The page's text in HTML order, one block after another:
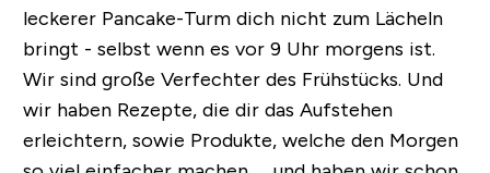
leckerer Pancake-Turm dich nicht zum Lächeln
bringt - selbst wenn es vor 9 Uhr morgens ist.
Wir sind große Verfechter des Frühstücks. Und
wir haben Rezepte, die dir das Aufstehen
erleichtern, sowie Produkte, welche den Morgen